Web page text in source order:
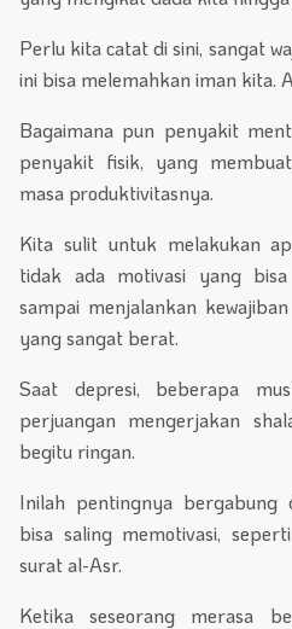
Perlu kita catat di sini, sangat
ini bisa melemahkan iman kita.
Bagaimana pun penyakit
penyakit fisik, yang
masa produktivitasnya.
Kita sulit untuk melakukan
tidak ada motivasi yang
sampai menjalankan
yang sangat berat.
Saat depresi, beberapa
perjuangan mengerjakan
begitu ringan.
Inilah pentingnya bergabung
bisa saling memotivasi,
surat al-Asr.
Ketika seseorang merasa